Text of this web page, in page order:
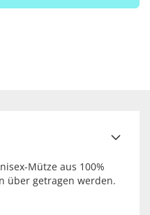
Mütze aus 100%
über getragen werden.